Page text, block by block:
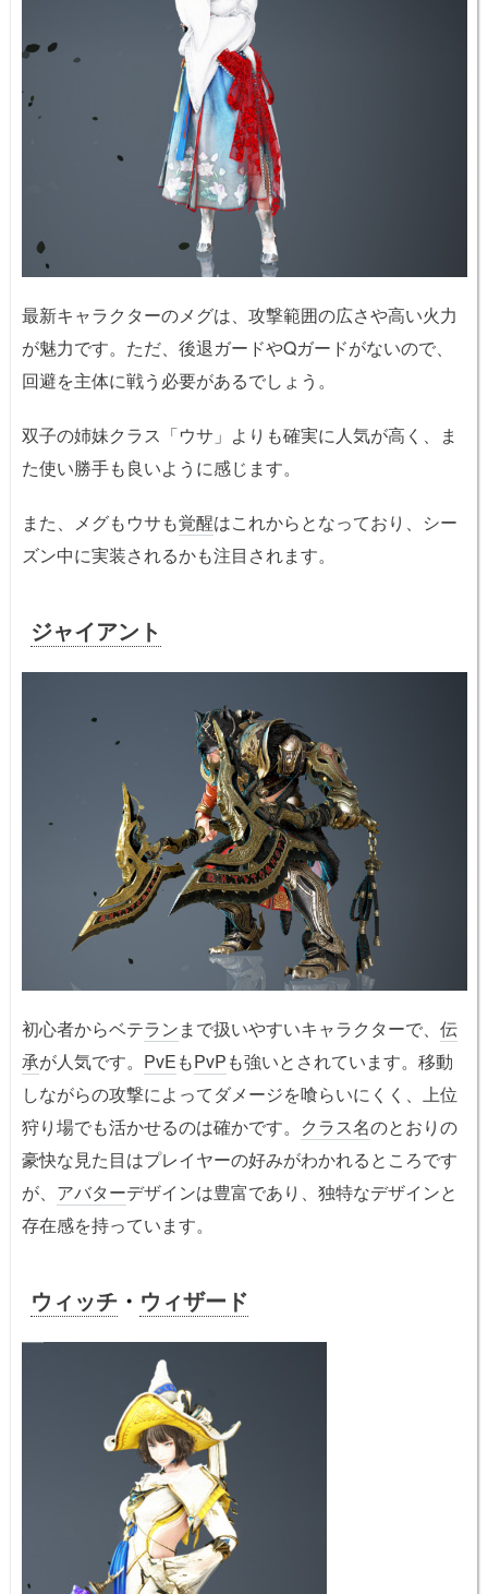
最新キャラクターのメグは、攻撃範囲の広さや高い火力
が魅力です。ただ、後退ガードやQガードがないので、
回避を主体に戦う必要があるでしょう。
双子の姉妹クラス「ウサ」よりも確実に人気が高く、ま
た使い勝手も良いように感じます。
また、メグもウサも覚醒はこれからとなっており、シー
ズン中に実装されるかも注目されます。
ジャイアント
初心者からベテランまで扱いやすいキャラクターで、 伝
承が人気です。 PvEもPvPも強いとされています。移動
しながらの攻撃によってダメージを喰らいにくく、上位
狩り場でも活かせるのは確かです。 クラス名のとおりの
豪快な見た目はプレイヤーの好みがわかれるところです
が、 アバターデザインは豊富であり、独特なデザインと
存在感を持っています。
ウィッチ ・ ウィザード